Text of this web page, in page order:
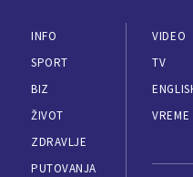
INFO
SPORT
BIZ
ŽIVOT
ZDRAVLJE
PUTOVANJA
VIDEO
TV
VREME